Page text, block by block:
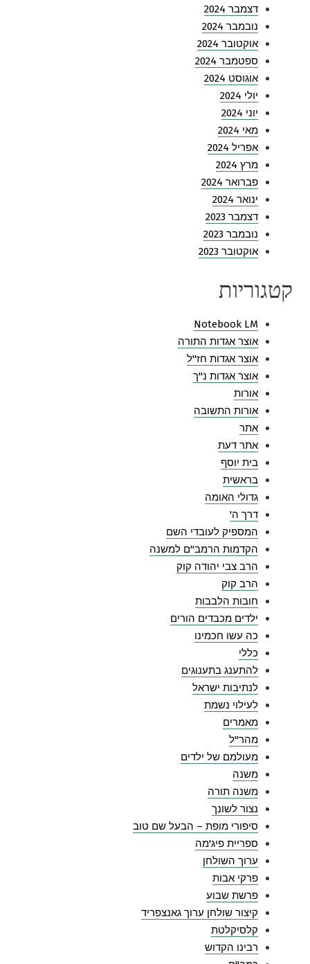
דצמבר 2024
נובמבר 2024
אוקטובר 2024
ספטמבר 2024
אוגוסט 2024
יולי 2024
יוני 2024
מאי 2024
אפריל 2024
מרץ 2024
פברואר 2024
ינואר 2024
דצמבר 2023
נובמבר 2023
אוקטובר 2023
קטגוריות
Notebook LM
אוצר אגדות התורה
אוצר אגדות חז"ל
אוצר אגדות נ"ך
אורות
אורות התשובה
אתר
אתר דעת
בית יוסף
בראשית
גדולי האומה
דרך ה'
המספיק לעובדי השם
הקדמות הרמב"ם למשנה
הרב צבי יהודה קוק
הרב קוק
חובות הלבבות
ילדים מכבדים הורים
כה עשו חכמינו
כללי
להתענג בתענוגים
לנתיבות ישראל
לעילוי נשמת
מאמרים
מהר"ל
מעולמם של ילדים
משנה
משנה תורה
נצור לשונך
סיפורי מופת – הבעל שם טוב
ספריית פיג'מה
ערוך השולחן
פרקי אבות
פרשת שבוע
קיצור שולחן ערוך גאנצפריד
קלסיקלטת
רבינו הקדוש